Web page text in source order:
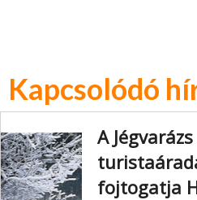
Kapcsolódó
A
fojtogatja